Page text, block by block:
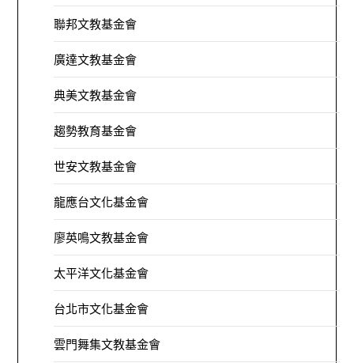
聯邦文教基金會
廣達文教基金會
典美文教基金會
趨勢教育基金會
世安文教基金會
龍應台文化基金會
廖英鳴文教基金會
太平洋文化基金會
台北市文化基金會
雲門舞集文教基金會